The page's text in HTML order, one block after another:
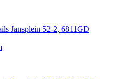
Jansplein 52-2, 6811GD